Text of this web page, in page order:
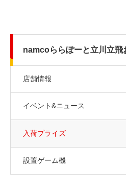
namcoららぽーと立川立飛
店舗情報
イベント&ニュース
入荷プライズ
設置ゲーム機